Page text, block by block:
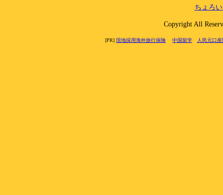
ちょろ
Copyright All
[PR] 現地採用海外旅行保険 中国留学 人民元口